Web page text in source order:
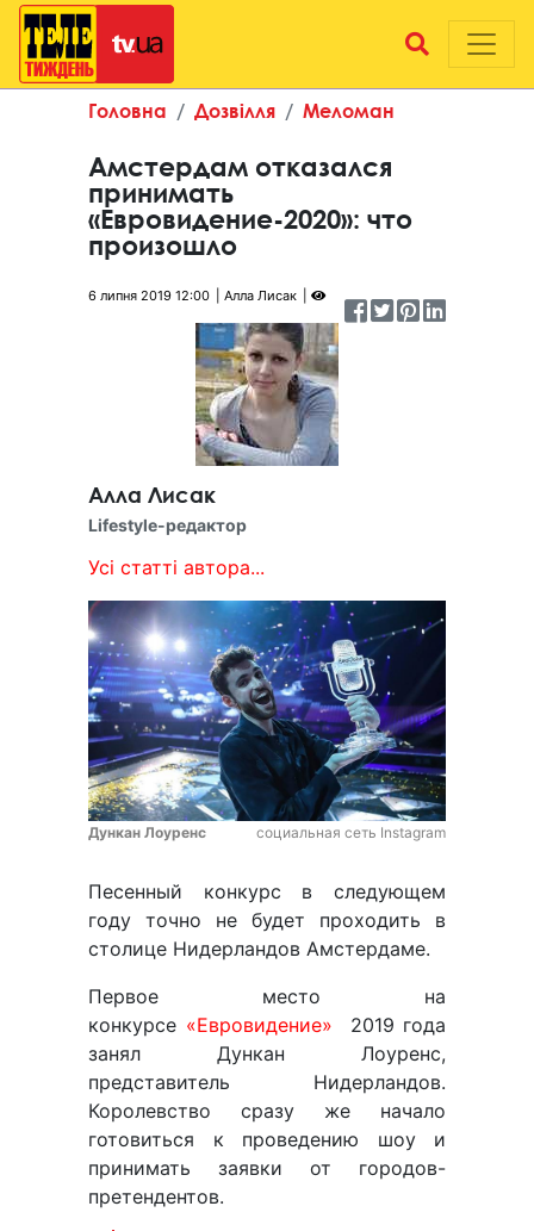
Головна Дозвілля Меломан
Амстердам отказался
принимать
«Евровидение-2020»: что
произошло
6 липня 2019 12:00 Алла Лисак
Алла Лисак
Lifestyle-редактор
Усі статті автора...
Дункан Лоуренс социальная сеть Instagram
Песенный конкурс в следующем
году точно не будет проходить в
столице Нидерландов Амстердаме.
Первое место на
конкурсе «Евровидение» 2019 года
занял Дункан Лоуренс,
представитель Нидерландов.
Королевство сразу же начало
готовиться к проведению шоу и
принимать заявки от городов-
претендентов.